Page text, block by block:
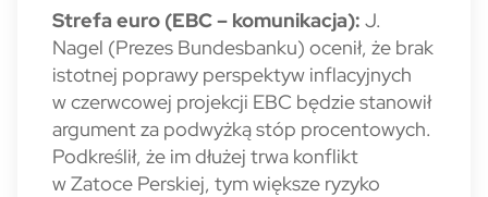
Strefa euro (EBC – komunikacja): J.
Nagel (Prezes Bundesbanku) ocenił, że brak
istotnej poprawy perspektyw inflacyjnych
w czerwcowej projekcji EBC będzie stanowił
argument za podwyżką stóp procentowych.
Podkreślił, że im dłużej trwa konflikt
w Zatoce Perskiej, tym większe ryzyko